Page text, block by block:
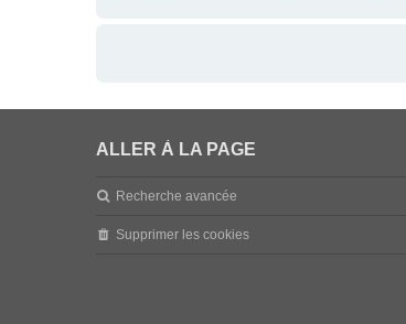
ALLER À LA PAGE
Recherche avancée
Supprimer les cookies